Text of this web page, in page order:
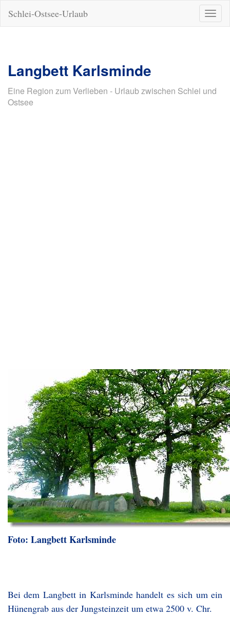
ein-/
Schlei-Ostsee-Urlaub
Langbett Karlsminde
Eine Region zum Verlieben - Urlaub zwischen Schlei und
Ostsee
Foto: Langbett Karlsminde
Bei dem Langbett in Karlsminde handelt es sich um ein
Hünengrab aus der Jungsteinzeit um etwa 2500 v. Chr.